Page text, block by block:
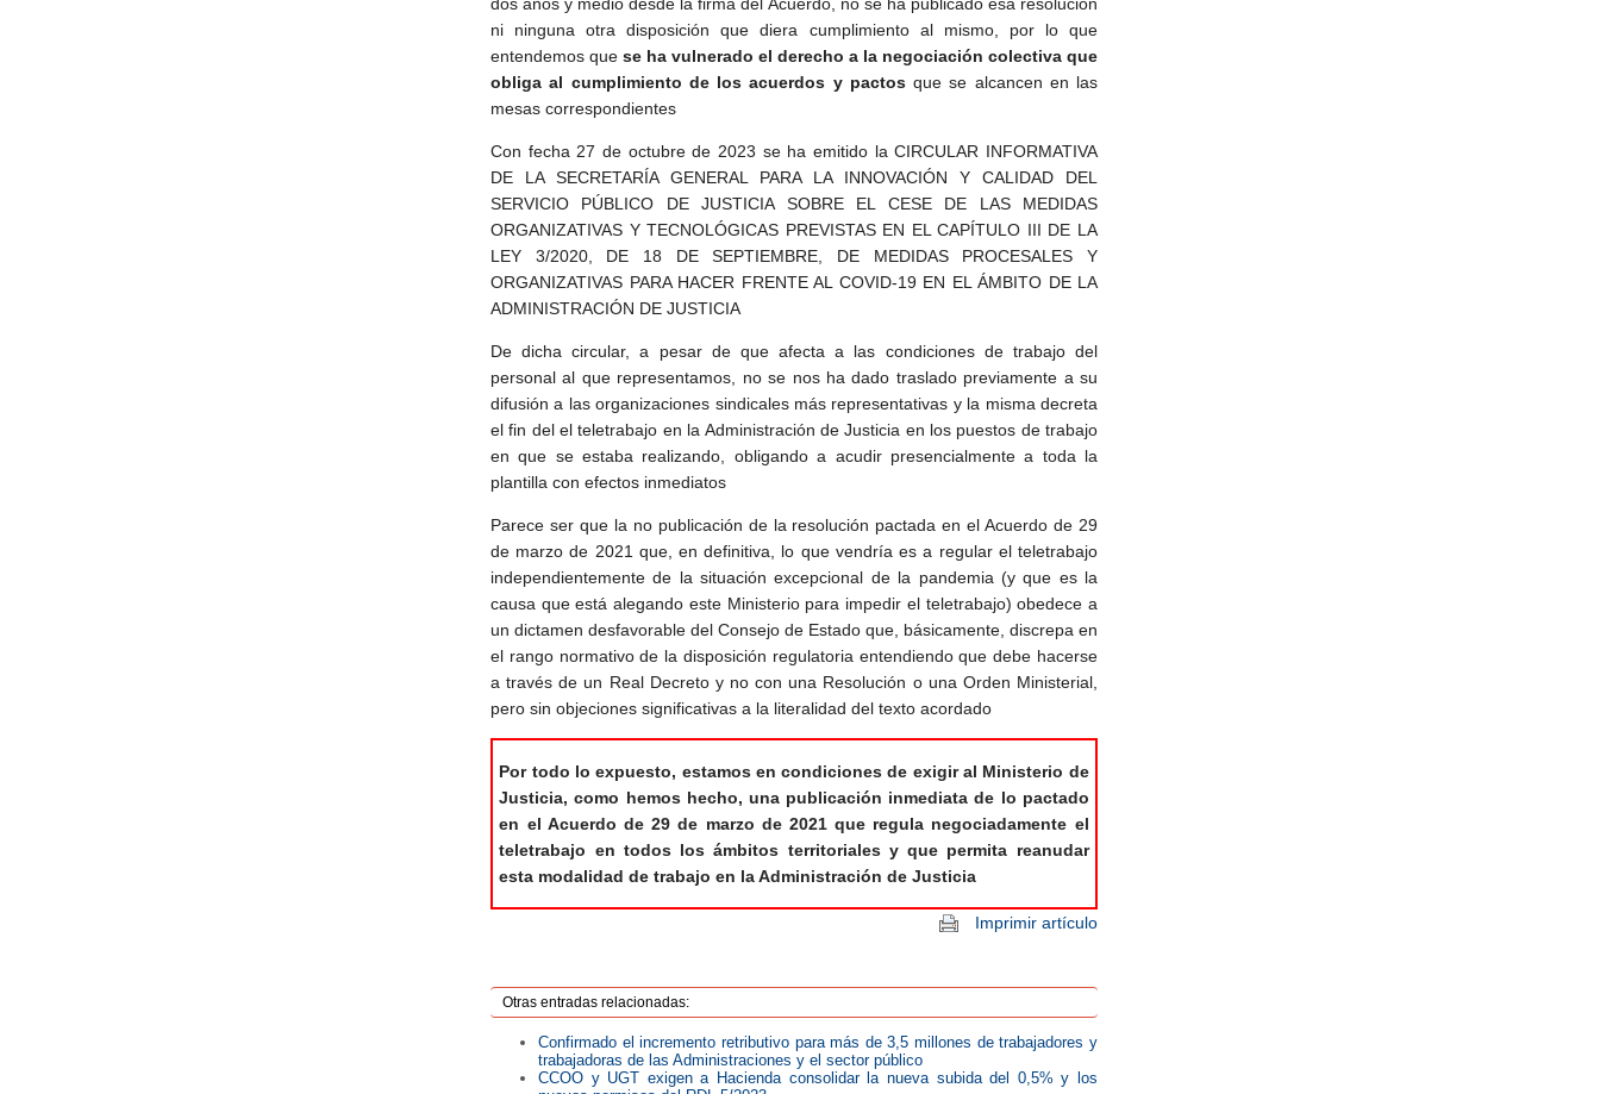
ni ninguna otra disposición que diera cumplimiento al mismo, por lo que
entendemos que se ha vulnerado el derecho a la negociación colectiva que
obliga al cumplimiento de los acuerdos y pactosque se alcancen en las
mesas correspondientes
Con fecha 27 de octubre de 2023 se ha emitido la CIRCULAR INFORMATIVA
DE LA SECRETARÍA GENERAL PARA LA INNOVACIÓN Y CALIDAD DEL
SERVICIO PÚBLICO DE JUSTICIA SOBRE EL CESE DE LAS MEDIDAS
ORGANIZATIVAS Y TECNOLÓGICAS PREVISTAS EN EL CAPÍTULO III DE LA
LEY 3/2020, DE 18 DE SEPTIEMBRE, DE MEDIDAS PROCESALES Y
ORGANIZATIVAS PARA HACER FRENTE AL COVID-19 EN EL ÁMBITO DE LA
ADMINISTRACIÓN DE JUSTICIA
De dicha circular, a pesar de que afecta a las condiciones de trabajo del
personal al que representamos, no se nos ha dado traslado previamente a su
difusión a las organizaciones sindicales más representativas y la misma decreta
el fin del el teletrabajo en la Administración de Justicia en los puestos de trabajo
en que se estaba realizando, obligando a acudir presencialmente a toda la
plantilla con efectos inmediatos
Parece ser que la no publicación de la resolución pactada en el Acuerdo de 29
de marzo de 2021 que, en definitiva, lo que vendría es a regular el teletrabajo
independientemente de la situación excepcional de la pandemia (y que es la
causa que está alegando este Ministerio para impedir el teletrabajo) obedece a
un dictamen desfavorable del Consejo de Estado que, básicamente, discrepa en
el rango normativo de la disposición regulatoria entendiendo que debe hacerse
a través de un Real Decreto y no con una Resolución o una Orden Ministerial,
pero sin objeciones significativas a la literalidad del texto acordado
Por todo lo expuesto, estamos en condiciones de exigir al Ministerio de
Justicia, como hemos hecho, una publicación inmediata de lo pactado
en el Acuerdo de 29 de marzo de 2021 que regula negociadamente el
teletrabajo en todos los ámbitos territoriales y que permita reanudar
esta modalidad de trabajo en la Administración de Justicia
Imprimir artículo
Otras entradas relacionadas:
Confirmado el incremento retributivo para más de 3,5 millones de trabajadores y
trabajadoras de las Administraciones y el sector público
CCOO y UGT exigen a Hacienda consolidar la nueva subida del 0,5% y los